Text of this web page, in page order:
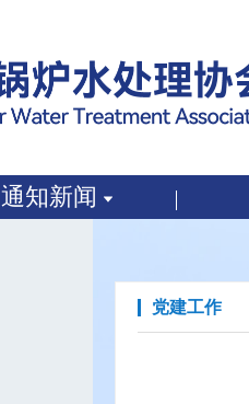
通知新闻
党建工作